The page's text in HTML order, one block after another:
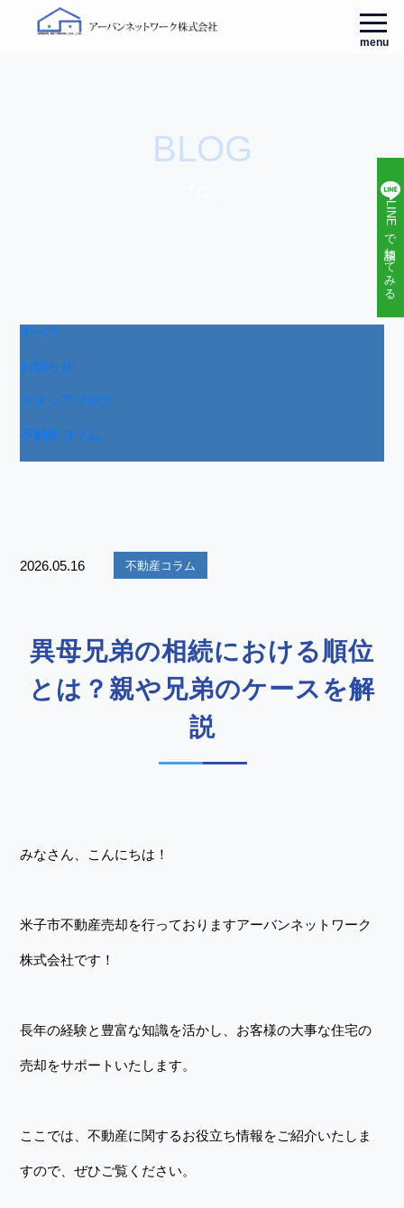
menu
LINEで相談してみる
BLOG
すべて
お知らせ
スタッフブログ
不動産コラム
異母兄弟の相続における順位
とは？親や兄弟のケースを解
説
不動産コラム
2026.05.16
みなさん、こんにちは！
米子市不動産売却を行っておりますアーバンネットワーク
株式会社です！
長年の経験と豊富な知識を活かし、お客様の大事な住宅の
売却をサポートいたします。
ここでは、不動産に関するお役立ち情報をご紹介いたしま
すので、ぜひご覧ください。